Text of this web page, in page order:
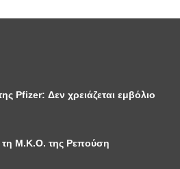
Pfizer: Δεν χρειάζεται εμβόλιο
τη Μ.Κ.Ο. της Ρεπούση